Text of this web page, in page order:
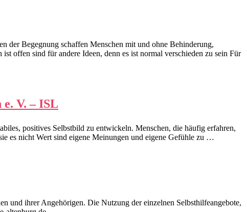
der Begegnung schaffen Menschen mit und ohne Behinderung,
offen sind für andere Ideen, denn es ist normal verschieden zu sein Für
V. – ISL
positives Selbstbild zu entwickeln. Menschen, die häufig erfahren,
es nicht Wert sind eigene Meinungen und eigene Gefühle zu …
und ihrer Angehörigen. Die Nutzung der einzelnen Selbsthilfeangebote,